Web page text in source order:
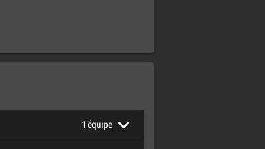
1 équipe